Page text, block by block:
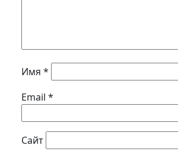
Имя *
Email *
Сайт